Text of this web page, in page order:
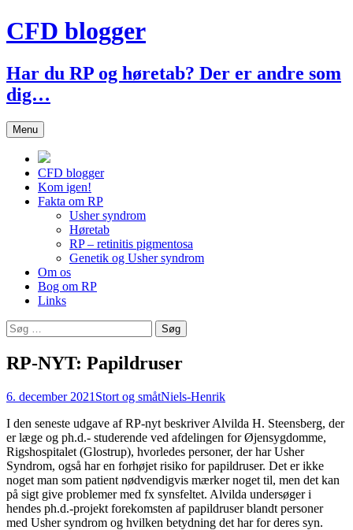
Hop
til
CFD blogger
Har du RP og høretab? Der er andre som
dig…
Menu
CFD blogger
Kom igen!
Fakta om RP
Usher syndrom
Høretab
RP – retinitis pigmentosa
Genetik og Usher syndrom
Om os
Bog om RP
Links
Søg
efter:
RP-NYT: Papildruser
6. december 2021 Stort og småtNiels-Henrik
I den seneste udgave af RP-nyt beskriver Alvilda H. Steensberg, der
er læge og ph.d.- studerende ved afdelingen for Øjensygdomme,
Rigshospitalet (Glostrup), hvorledes personer, der har Usher
Syndrom, også har en forhøjet risiko for papildruser. Det er ikke
noget man som patient nødvendigvis mærker noget til, men det kan
på sigt give problemer med fx synsfeltet. Alvilda undersøger i
hendes ph.d.-projekt forekomsten af papildruser blandt personer
med Usher syndrom og hvilken betydning det har for deres syn.